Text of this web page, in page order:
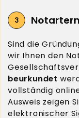
Sind die
wir Ihnen den
beurkundet
vollständig
Ausweis zeigen
elektronischer